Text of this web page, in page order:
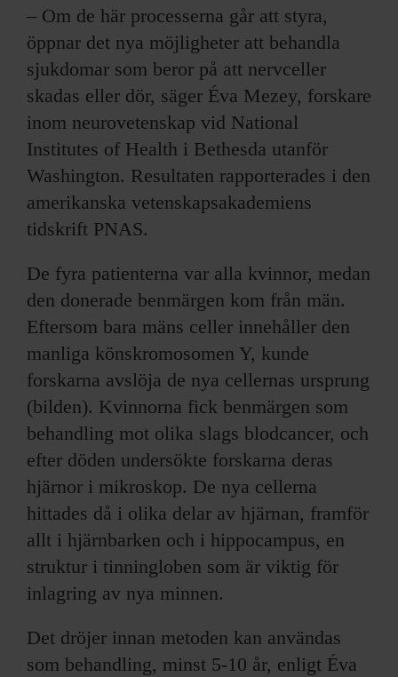
– Om de här processerna går att styra,
öppnar det nya möjligheter att behandla
sjukdomar som beror på att nervceller
skadas eller dör, säger Éva Mezey, forskare
inom neurovetenskap vid National
Institutes of Health i Bethesda utanför
Washington. Resultaten rapporterades i den
amerikanska vetenskapsakademiens
tidskrift PNAS.
De fyra patienterna var alla kvinnor, medan
den donerade benmärgen kom från män.
Eftersom bara mäns celler innehåller den
manliga könskromosomen Y, kunde
forskarna avslöja de nya cellernas ursprung
(bilden). Kvinnorna fick benmärgen som
behandling mot olika slags blodcancer, och
efter döden undersökte forskarna deras
hjärnor i mikroskop. De nya cellerna
hittades då i olika delar av hjärnan, framför
allt i hjärnbarken och i hippocampus, en
struktur i tinningloben som är viktig för
inlagring av nya minnen.
Det dröjer innan metoden kan användas
som behandling, minst 5-10 år, enligt Éva